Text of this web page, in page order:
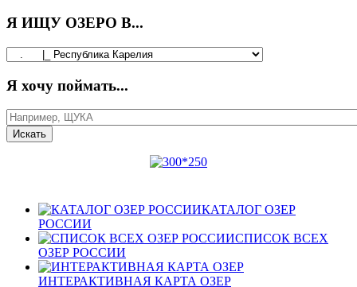
Я ИЩУ ОЗЕРО В...
Я хочу поймать...
КАТАЛОГ ОЗЕР
РОССИИ
СПИСОК ВСЕХ
ОЗЕР РОССИИ
ИНТЕРАКТИВНАЯ КАРТА ОЗЕР